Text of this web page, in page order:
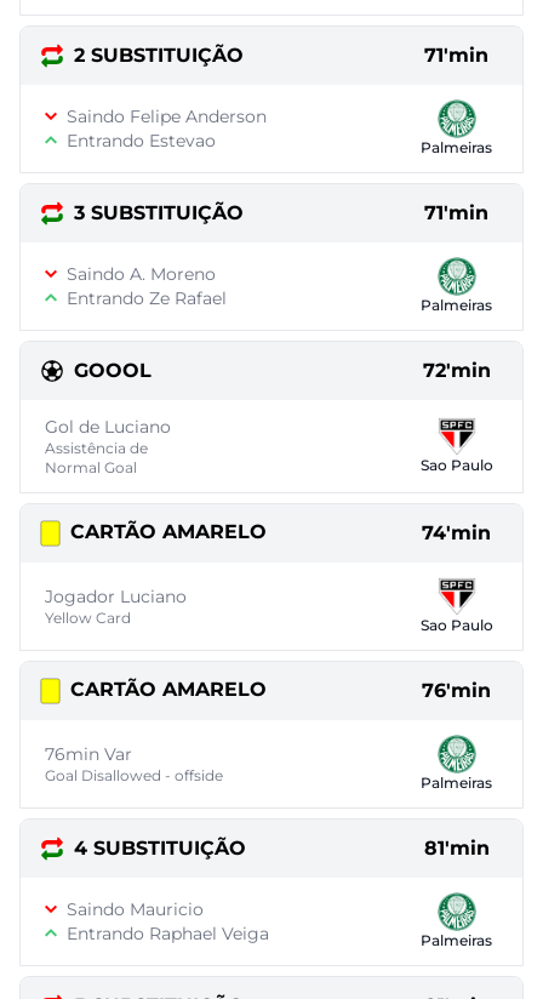
2 SUBSTITUIÇÃO 71'min
Saindo Felipe Anderson
Entrando Estevao
Palmeiras
3 SUBSTITUIÇÃO 71'min
Saindo A. Moreno
Entrando Ze Rafael
Palmeiras
GOOOL 72'min
Gol de Luciano
Assistência de
Normal Goal
Sao Paulo
CARTÃO AMARELO 74'min
Jogador Luciano
Yellow Card Sao Paulo
CARTÃO AMARELO 76'min
76min Var
Goal Disallowed - offside Palmeiras
4 SUBSTITUIÇÃO 81'min
Saindo Mauricio
Entrando Raphael Veiga
Palmeiras